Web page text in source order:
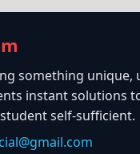
something unique,
instant solutions
self-sufficient.